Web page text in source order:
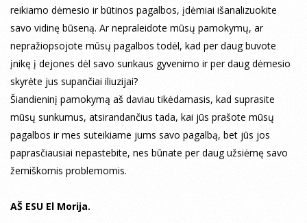
reikiamo dėmesio ir būtinos pagalbos, įdėmiai išanalizuokite
savo vidinę būseną. Ar nepraleidote mūsų pamokymų, ar
nepražiopsojote mūsų pagalbos todėl, kad per daug buvote
įnikę į dejones dėl savo sunkaus gyvenimo ir per daug dėmesio
skyrėte jus supančiai iliuzijai?
Šiandieninį pamokymą aš daviau tikėdamasis, kad suprasite
mūsų sunkumus, atsirandančius tada, kai jūs prašote mūsų
pagalbos ir mes suteikiame jums savo pagalbą, bet jūs jos
paprasčiausiai nepastebite, nes būnate per daug užsiėmę savo
žemiškomis problemomis.
AŠ ESU El Morija.